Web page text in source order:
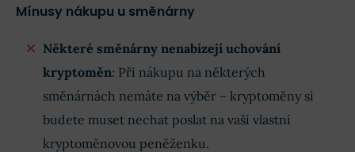
Mínusy nákupu u směnárny
Některé směnárny nenabízejí uchování
kryptoměn: Při nákupu na některých
směnárnách nemáte na výběr – kryptoměny si
budete muset nechat poslat na vaší vlastní
kryptoměnovou peněženku.